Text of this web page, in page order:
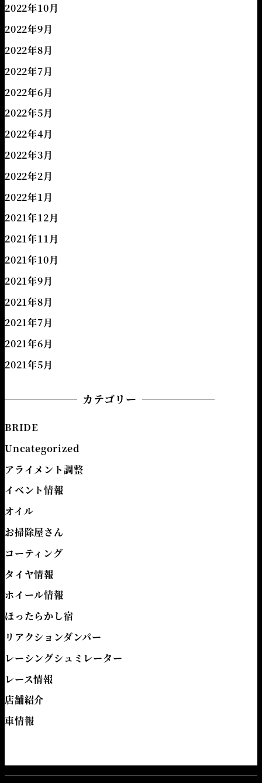
2022年10月
2022年9月
2022年8月
2022年7月
2022年6月
2022年5月
2022年4月
2022年3月
2022年2月
2022年1月
2021年12月
2021年11月
2021年10月
2021年9月
2021年8月
2021年7月
2021年6月
2021年5月
カテゴリー
BRIDE
Uncategorized
アライメント調整
イベント情報
オイル
お掃除屋さん
コーティング
タイヤ情報
ホイール情報
ほったらかし宿
リアクションダンパー
レーシングシュミレーター
レース情報
店舗紹介
車情報